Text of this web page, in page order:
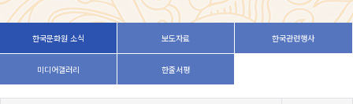
한국문화원 소식 보도자료 한국관련행사
미디어갤러리 한줄서평